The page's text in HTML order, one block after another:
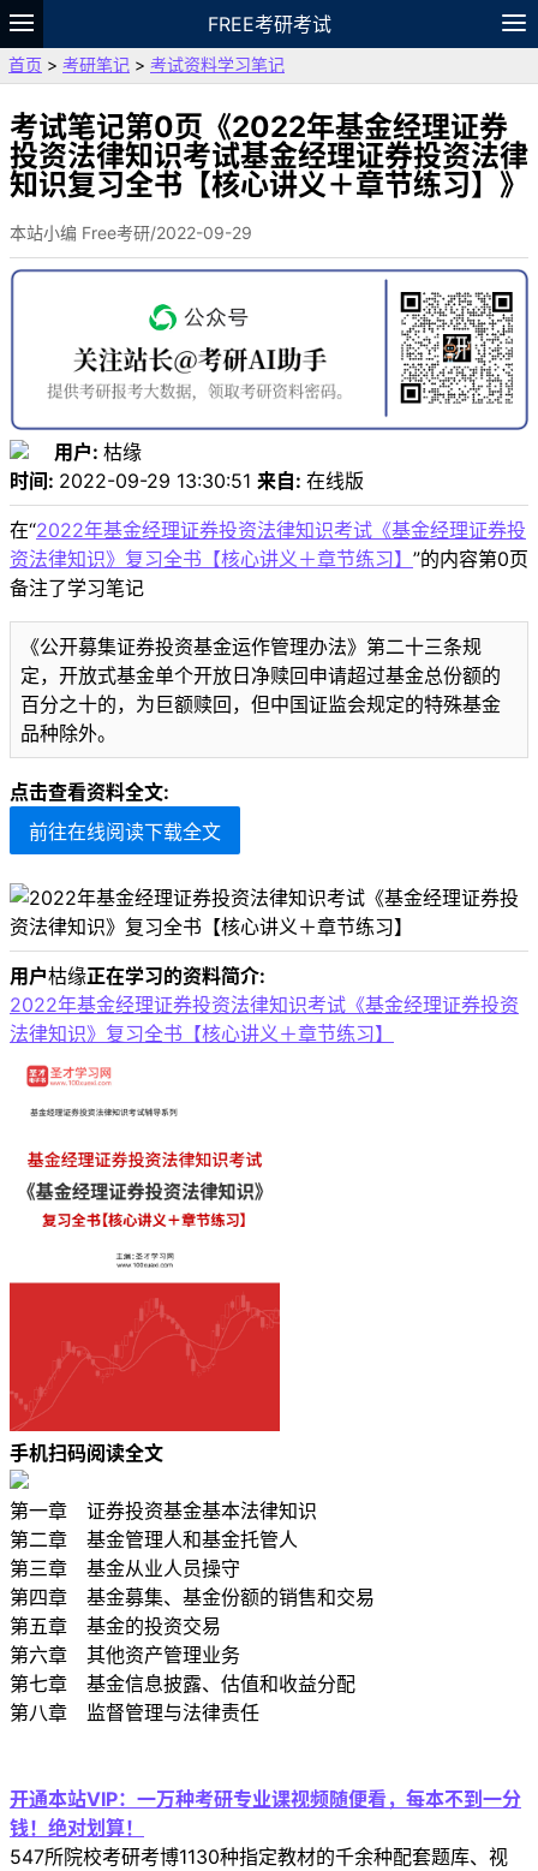
FREE考研考试
题库
故事 专题 APP
VIP
资料
首页 > 考研笔记 > 考试资料学习笔记
考试笔记第0页《2022年基金经理证券
投资法律知识考试基金经理证券投资法律
知识复习全书【核心讲义＋章节练习】》
本站小编 Free考研/2022-09-29
用户: 枯缘
时间: 2022-09-29 13:30:51 来自: 在线版
在“2022年基金经理证券投资法律知识考试《基金经理证券投
资法律知识》复习全书【核心讲义＋章节练习】 ”的内容第0页
备注了学习笔记
《公开募集证券投资基金运作管理办法》第二十三条规
定，开放式基金单个开放日净赎回申请超过基金总份额的
百分之十的，为巨额赎回，但中国证监会规定的特殊基金
品种除外。
点击查看资料全文:
前往在线阅读下载全文
用户枯缘正在学习的资料简介:
2022年基金经理证券投资法律知识考试《基金经理证券投资
法律知识》复习全书【核心讲义＋章节练习】
手机扫码阅读全文
第一章 证券投资基金基本法律知识
第二章 基金管理人和基金托管人
第三章 基金从业人员操守
第四章 基金募集、基金份额的销售和交易
第五章 基金的投资交易
第六章 其他资产管理业务
第七章 基金信息披露、估值和收益分配
第八章 监督管理与法律责任
开通本站VIP：一万种考研专业课视频随便看，每本不到一分
钱！绝对划算！
547所院校考研考博1130种指定教材的千余种配套题库、视